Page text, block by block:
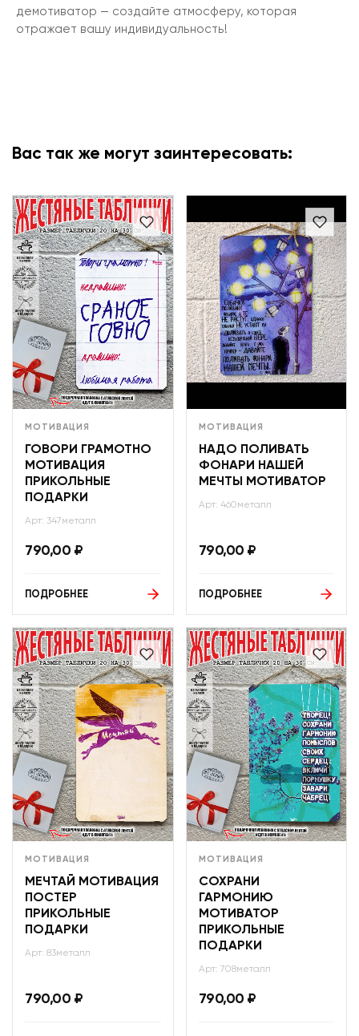
демотиватор — создайте атмосферу, которая
отражает вашу индивидуальность!
Вас так же могут заинтересовать:
МОТИВАЦИЯ
ГОВОРИ ГРАМОТНО
МОТИВАЦИЯ
ПРИКОЛЬНЫЕ
ПОДАРКИ
Арт: 347металл
790,00 ₽
ПОДРОБНЕЕ
МОТИВАЦИЯ
НАДО ПОЛИВАТЬ
ФОНАРИ НАШЕЙ
МЕЧТЫ МОТИВАТОР
Арт: 460металл
790,00 ₽
ПОДРОБНЕЕ
МОТИВАЦИЯ
МЕЧТАЙ МОТИВАЦИЯ
ПОСТЕР
ПРИКОЛЬНЫЕ
ПОДАРКИ
Арт: 83металл
790,00 ₽
МОТИВАЦИЯ
СОХРАНИ
ГАРМОНИЮ
МОТИВАТОР
ПРИКОЛЬНЫЕ
ПОДАРКИ
Арт: 708металл
790,00 ₽